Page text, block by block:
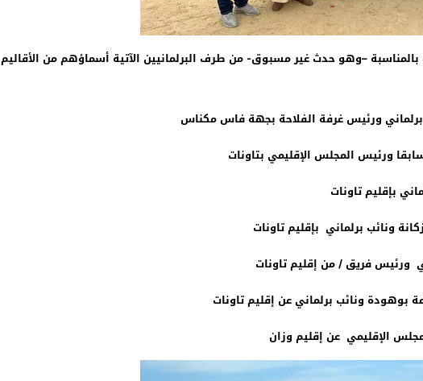
–وهو حدث غير مسبوق- من طرف البرلمانيين الآتية أسماؤهم من الأقاليم
ورئيس غرفة الفلاحة بجهة فاس مكناس
ورئيس المجلس الإقليمي بتاونات
بإقليم تاونات
ونائب برلماني بإقليم تاونات
ورئيس فريق / من إقليم تاونات
بوهودة ونائب برلماني عن إقليم تاونات
الإقليمي عن إقليم وزان